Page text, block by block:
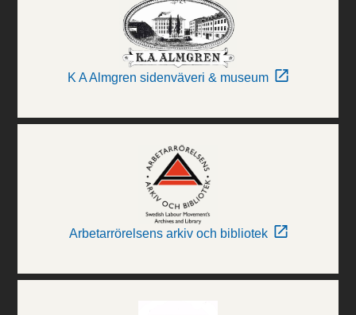
K A Almgren sidenväveri & museum
Arbetarrörelsens arkiv och bibliotek